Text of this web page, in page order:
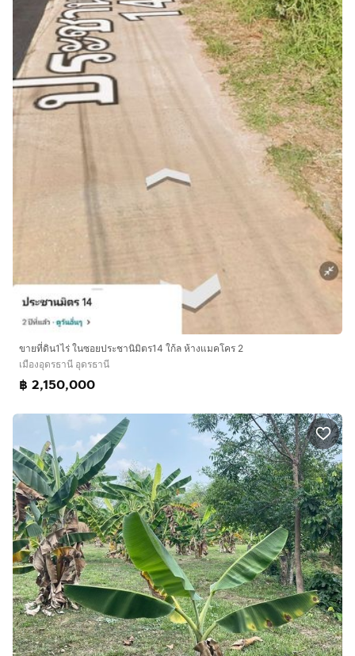
ขายที่ดิน1ไร่ ในซอยประชานิมิตร14 ใก้ล ห้างแมคโคร 2
เมืองอุดรธานี อุดรธานี
฿ 2,150,000